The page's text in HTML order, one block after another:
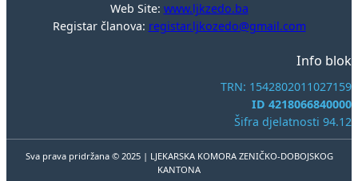
Web Site: www.ljkzedo.ba
Registar članova: registar.ljkozedo@gmail.com
Info blok
TRN: 1542802011027159
ID 4218066840000
Šifra djelatnosti 94.12
Sva prava pridržana © 2025 | LJEKARSKA KOMORA ZENIČKO-DOBOJSKOG
KANTONA